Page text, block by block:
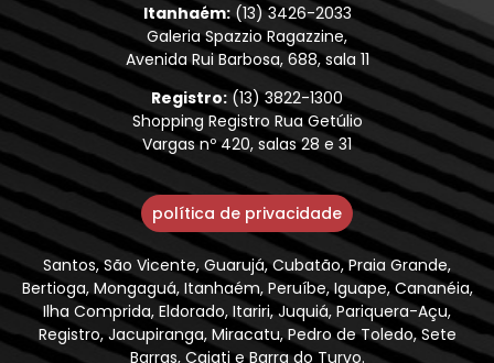
Itanhaém:(13) 3426-2033
Galeria Spazzio Ragazzine,
Avenida Rui Barbosa, 688, sala 11
Registro:(13) 3822-1300
Shopping Registro Rua Getúlio
Vargas nº 420, salas 28 e 31
política de privacidade
Santos, São Vicente, Guarujá, Cubatão, Praia Grande,
Bertioga, Mongaguá, Itanhaém, Peruíbe, Iguape, Cananéia,
Ilha Comprida, Eldorado, Itariri, Juquiá, Pariquera-Açu,
Registro, Jacupiranga, Miracatu, Pedro de Toledo, Sete
Barras, Cajati e Barra do Turvo.